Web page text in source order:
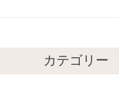
カテゴリー